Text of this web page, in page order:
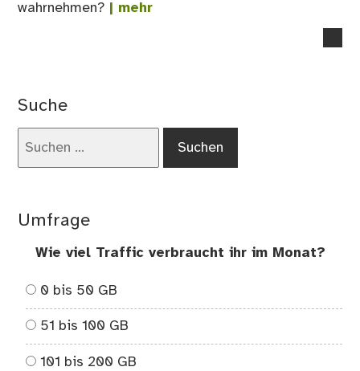
wahrnehmen? | mehr
Suche
Umfrage
Wie viel Traffic verbraucht ihr im Monat?
0 bis 50 GB
51 bis 100 GB
101 bis 200 GB